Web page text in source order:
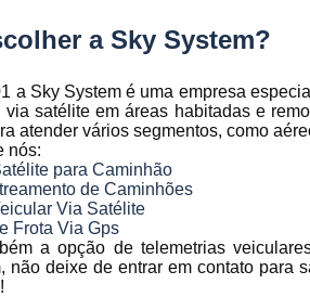
Sistema de
veicular
Sistema de
rastreamentos
Sistemas para
controle de
frota
Sistemas
a Sky System?
a Sky System é uma empresa
via satélite em áreas habitadas e
atender vários segmentos, como
nós:
para Caminhão
de Caminhões
Via Satélite
Frota Via Gps
a opção de telemetrias
não deixe de entrar em contato para